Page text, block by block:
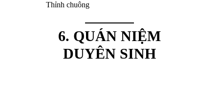
Thỉnh chuông
6. QUÁN NIỆM
DUYÊN SINH